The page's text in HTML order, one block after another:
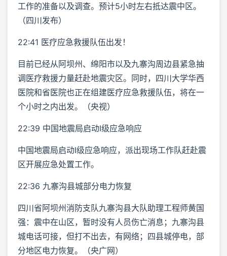
工作的准备以及调查。预计5小时左右抵达震中区。
（四川发布）
22:41 医疗应急救援队伍出发！
目前已经从阿坝州、绵阳市以及九寨沟周边县紧急抽
调医疗救援力量赶赴地震灾区。同时，四川大学华西
医院和省医院也正在组建医疗应急救援队伍，将在一
个小时之内出发。（央视）
22:39 中国地震局启动I级应急响应
中国地震局启动I级应急响应，派出现场工作队赶赴震
区开展应急处置工作。
22:36 九寨沟县城部分电力恢复
四川省阿坝州消防支队九寨沟县大队助理工程师黄国
强：震中在山区，暂时没有人员伤亡消息；九寨沟县
城电话可接，但打不出去，有网络；四县城停电，部
分地区电力恢复。（央广网）